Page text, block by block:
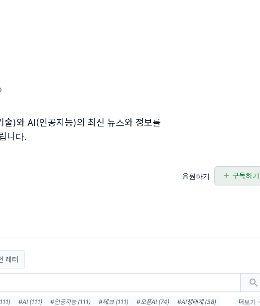
)와 AI(인공지능)의 최신 뉴스와 정보를
니다.
응원하기 구독하기
레터
#AI (111) #인공지능 (111) #테크 (111) #오픈AI (74)
#AI생태계 (38)
더보기